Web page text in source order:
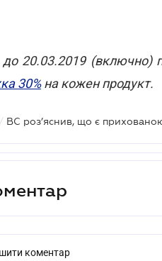
20.03.2019 (включно)
30%на кожен продукт.
/
коментар